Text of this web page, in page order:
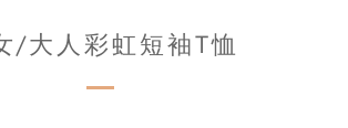
/大人彩虹短袖T恤